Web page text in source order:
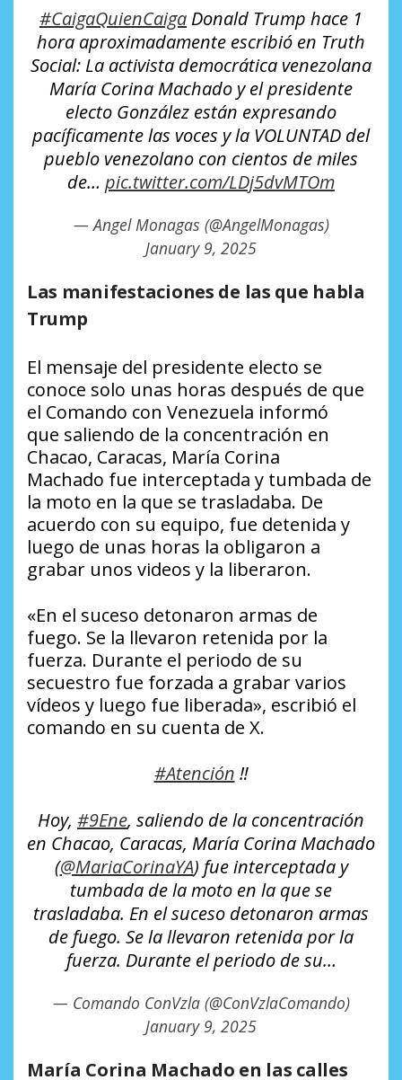
#CaigaQuienCaiga Donald Trump hace 1
hora aproximadamente escribió en Truth
Social: La activista democrática venezolana
María Corina Machado y el presidente
electo González están expresando
pacíficamente las voces y la VOLUNTAD del
pueblo venezolano con cientos de miles
de… pic.twitter.com/LDj5dvMTOm
— Angel Monagas (@AngelMonagas)
January 9, 2025
Las manifestaciones de las que habla
Trump
El mensaje del presidente electo se
conoce solo unas horas después de que
el Comando con Venezuela informó
que saliendo de la concentración en
Chacao, Caracas, María Corina
Machado fue interceptada y tumbada de
la moto en la que se trasladaba. De
acuerdo con su equipo, fue detenida y
luego de unas horas la obligaron a
grabar unos videos y la liberaron.
«En el suceso detonaron armas de
fuego. Se la llevaron retenida por la
fuerza. Durante el periodo de su
secuestro fue forzada a grabar varios
vídeos y luego fue liberada», escribió el
comando en su cuenta de X.
#Atención ‼️
Hoy, #9Ene, saliendo de la concentración
en Chacao, Caracas, María Corina Machado
(@MariaCorinaYA) fue interceptada y
tumbada de la moto en la que se
trasladaba. En el suceso detonaron armas
de fuego. Se la llevaron retenida por la
fuerza. Durante el periodo de su…
— Comando ConVzla (@ConVzlaComando)
January 9, 2025
María Corina Machado en las calles